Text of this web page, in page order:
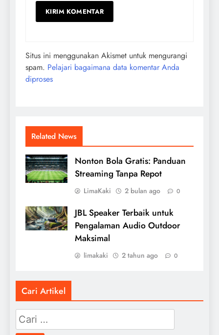
Situs ini menggunakan Akismet untuk mengurangi
spam. Pelajari bagaimana data komentar Anda
diproses
Related News
Nonton Bola Gratis: Panduan
Streaming Tanpa Repot
LimaKaki 2 bulan ago 0
JBL Speaker Terbaik untuk
Pengalaman Audio Outdoor
Maksimal
limakaki 2 tahun ago 0
Cari Artikel
Cari
untuk: